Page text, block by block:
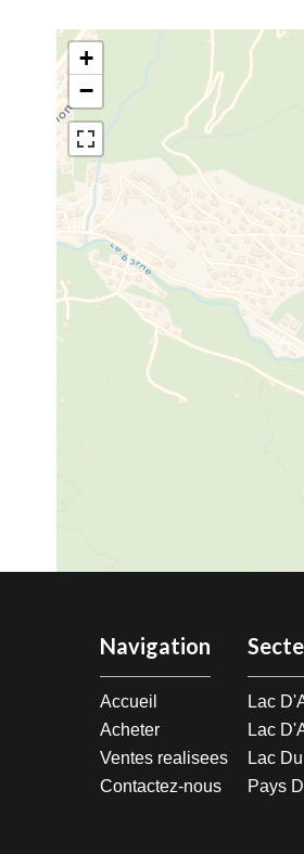
+
−
Navigation
Accueil
Acheter
Ventes realisees
Contactez-nous
Lac
Lac
Lac
Pays